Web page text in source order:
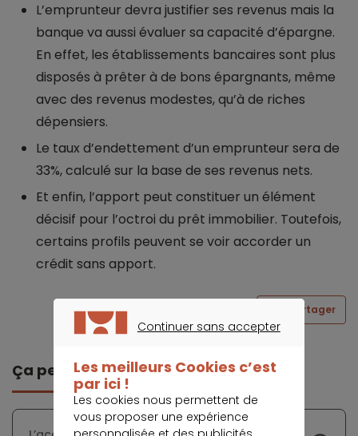
L’emprunteur devra justifier ses revenus mais la
banque va aussi évaluer sa capacité d’épargne.
En effet, les établissements bancaires sont plus
disposés à prêter à de bons épargnants, même
avec des revenus modestes, qu’à de riches
dépensiers.
Le taux d’endettement d’un emprunteur sera de
33%, calculé sur la base de ses revenus nets.
Et enfin, l’apport peut constituer un élément
décisif pour l’octroi du prêt immobilier. Toutefois,
certains profils peuvent se voir accorder un
crédit sans apport.
Partager
Ça peut vous intéresser
Continuer sans accepter
Les meilleurs Cookies c’est
par ici !
Les cookies nous permettent de
vous proposer une expérience